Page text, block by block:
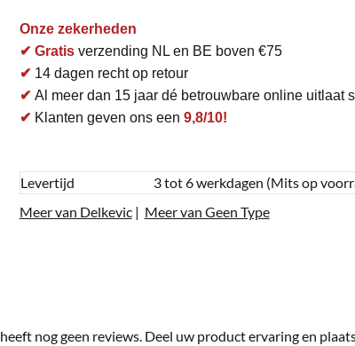
Onze zekerheden
✔ Gratisverzending NL en BE boven €75
✔ 14 dagen recht op retour
✔ Al meer dan 15 jaar dé betrouwbare online uitlaat
✔ Klanten geven ons een 9,8/10!
Levertijd
3 tot 6 werkdagen (Mits op
Meer van Delkevic| Meer van Geen Type
heeft nog geen reviews. Deel uw product ervaring en